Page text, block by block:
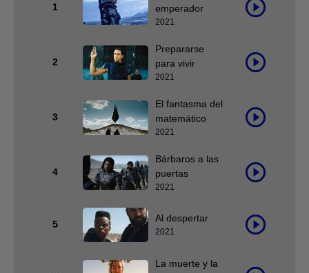
1
emperador
2021
2
Prepararse
para vivir
2021
3
El fantasma del
matemático
2021
4
Bárbaros a las
puertas
2021
5
Al despertar
2021
La muerte y la